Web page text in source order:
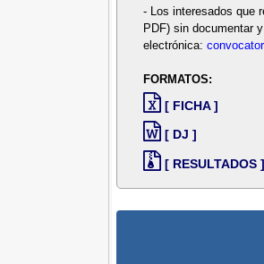
- Los interesados que
PDF) sin documentar
electrónica:
FORMATOS:
[ FICHA ]
[ DJ ]
[ RESULTADOS ]